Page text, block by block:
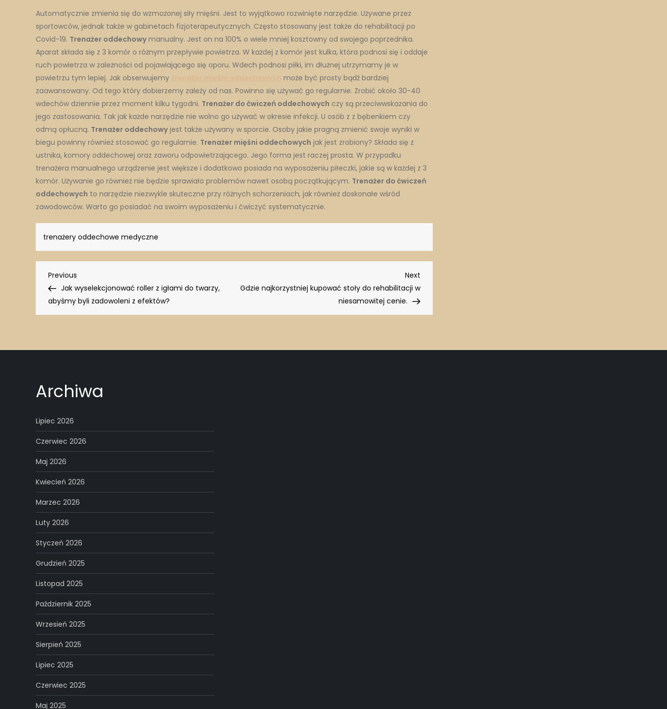
Automatycznie zmienia się do wzmożonej siły mięśni. Jest to wyjątkowo rozwinięte narzędzie. Używane przez
sportowców, jednak także w gabinetach fizjoterapeutycznych. Często stosowany jest także do rehabilitacji po
Covid-19. Trenażer oddechowy manualny. Jest on na 100% o wiele mniej kosztowny od swojego poprzednika.
Aparat składa się z 3 komór o różnym przepływie powietrza. W każdej z komór jest kulka, która podnosi się i oddaje
ruch powietrza w zależności od pojawiającego się oporu. Wdech podnosi piłki, im dłużnej utrzymamy je w
powietrzu tym lepiej. Jak obserwujemy
może być prosty bądź bardziej
zaawansowany. Od tego który dobierzemy zależy od nas. Powinno się używać go regularnie. Zrobić około 30-40
wdechów dziennie przez moment kilku tygodni. Trenażer do ćwiczeń oddechowych czy są przeciwwskazania do
jego zastosowania. Tak jak każde narzędzie nie wolno go używać w okresie infekcji. U osób z z bębenkiem czy
odmą opłucną. Trenażer oddechowy jest także używany w sporcie. Osoby jakie pragną zmienić swoje wyniki w
biegu powinny również stosować go regularnie. Trenażer mięśni oddechowych jak jest zrobiony? Składa się z
ustnika, komory oddechowej oraz zaworu odpowietrzającego. Jego forma jest raczej prosta. W przypadku
trenażera manualnego urządzenie jest większe i dodatkowo posiada na wyposażeniu piłeczki, jakie są w każdej z 3
komór. Używanie go również nie będzie sprawiało problemów nawet osobą początkującym. Trenażer do ćwiczeń
oddechowych to narzędzie niezwykle skuteczne przy różnych schorzeniach, jak również doskonałe wśród
zawodowców. Warto go posiadać na swoim wyposażeniu i ćwiczyć systematycznie.
trenażery oddechowe medyczne
Nawigacja
wpisu
Previous
Post
Previous
Jak wyselekcjonować roller z igłami do twarzy,
abyśmy byli zadowoleni z efektów?
Post
Next
Gdzie najkorzystniej kupować stoły do rehabilitacji w
niesamowitej cenie.
Archiwa
Lipiec 2026
Czerwiec 2026
Maj 2026
Kwiecień 2026
Marzec 2026
Luty 2026
Styczeń 2026
Grudzień 2025
Listopad 2025
Październik 2025
Wrzesień 2025
Sierpień 2025
Lipiec 2025
Czerwiec 2025
Maj 2025